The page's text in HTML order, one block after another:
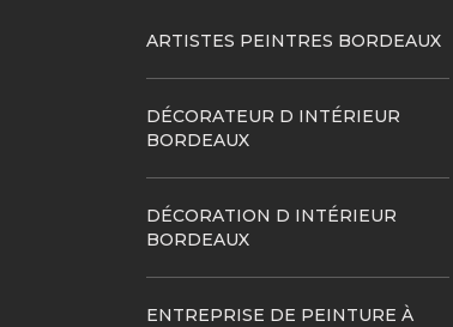
ARTISTES PEINTRES BORDEAUX
DÉCORATEUR D INTÉRIEUR
BORDEAUX
DÉCORATION D INTÉRIEUR
BORDEAUX
ENTREPRISE DE PEINTURE À